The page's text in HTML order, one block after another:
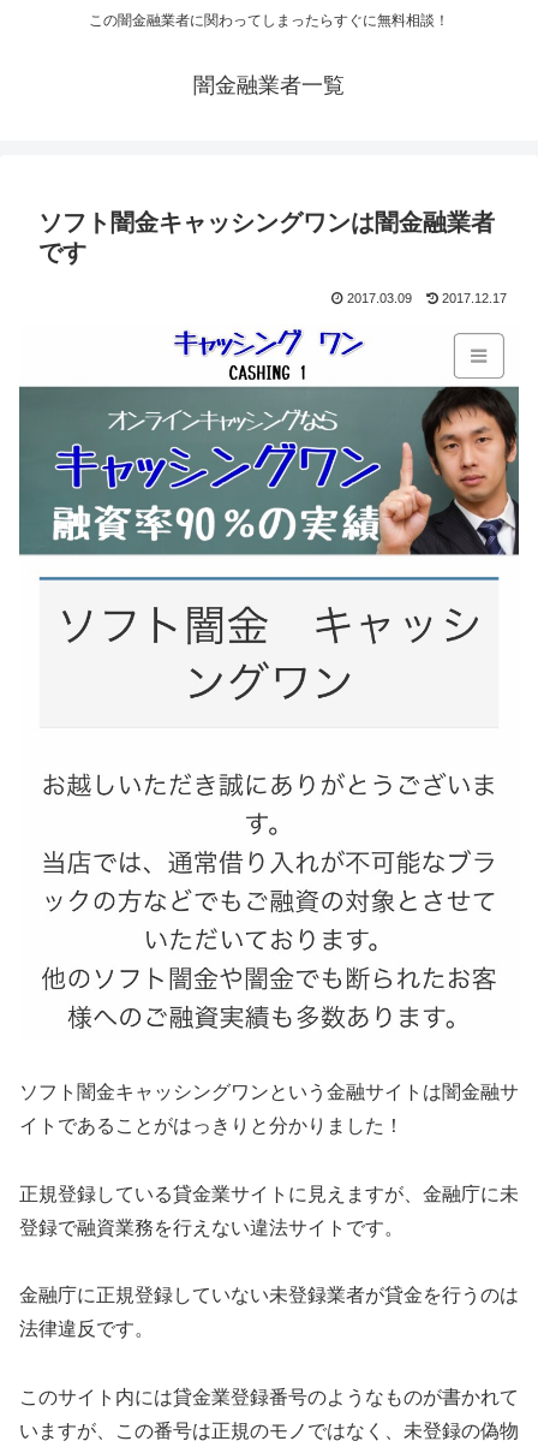
この闇金融業者に関わってしまったらすぐに無料相談！
闇金融業者一覧
ソフト闇金キャッシングワンは闇金融業者
です
2017.03.09 2017.12.17
ソフト闇金キャッシングワンという金融サイトは闇金融サ
イトであることがはっきりと分かりました！
正規登録している貸金業サイトに見えますが、金融庁に未
登録で融資業務を行えない違法サイトです。
金融庁に正規登録していない未登録業者が貸金を行うのは
法律違反です。
このサイト内には貸金業登録番号のようなものが書かれて
いますが、この番号は正規のモノではなく、未登録の偽物